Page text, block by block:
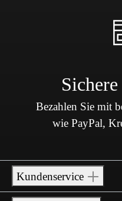
Bezahlen Sie mit
wie PayPal,
Kundenservice